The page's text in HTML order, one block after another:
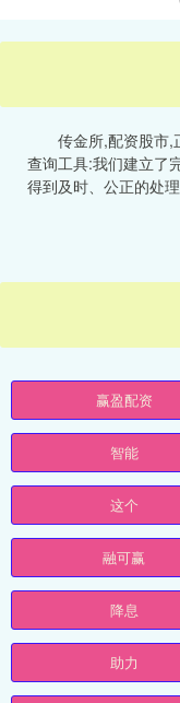
传金所,配资股市,
查询工具:我们建立了
得到及时、公正的处理
赢盈配资
智能
这个
融可赢
降息
助力